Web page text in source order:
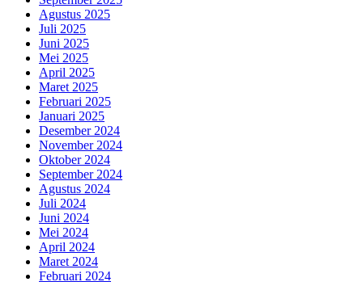
Agustus 2025
Juli 2025
Juni 2025
Mei 2025
April 2025
Maret 2025
Februari 2025
Januari 2025
Desember 2024
November 2024
Oktober 2024
September 2024
Agustus 2024
Juli 2024
Juni 2024
Mei 2024
April 2024
Maret 2024
Februari 2024